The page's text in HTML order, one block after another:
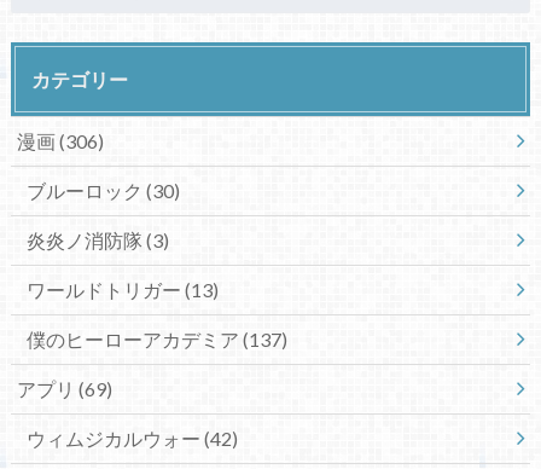
カテゴリー
漫画(306)
ブルーロック (30)
炎炎ノ消防隊 (3)
ワールドトリガー (13)
僕のヒーローアカデミア (137)
アプリ (69)
ウィムジカルウォー (42)